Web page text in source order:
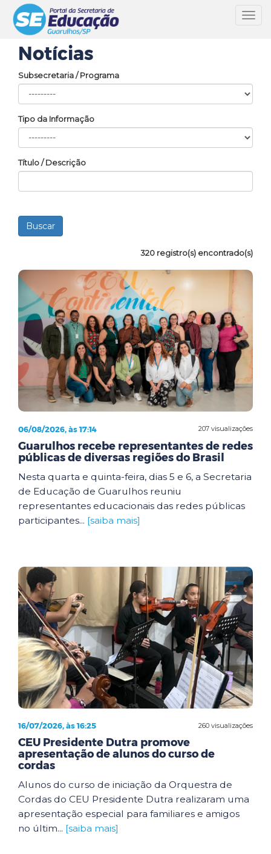
Notícias
Subsecretaria / Programa
Tipo da Informação
Título / Descrição
320 registro(s) encontrado(s)
207 visualizações
06/08/2026, às 17:14
Guarulhos recebe representantes de redes
públicas de diversas regiões do Brasil
Nesta quarta e quinta-feira, dias 5 e 6, a Secretaria
de Educação de Guarulhos reuniu
representantes educacionais das redes públicas
participantes... [saiba mais]
260 visualizações
16/07/2026, às 16:25
CEU Presidente Dutra promove
apresentação de alunos do curso de
cordas
Alunos do curso de iniciação da Orquestra de
Cordas do CEU Presidente Dutra realizaram uma
apresentação especial para familiares e amigos
no últim... [saiba mais]